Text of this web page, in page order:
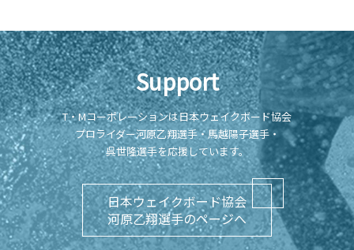
Support
T・Mコーポレーションは日本ウェイクボード協会
プロライダー河原乙翔選手・馬越陽子選手・
呉世隆選手を応援しています。
日本ウェイクボード協会
河原乙翔選手のページへ